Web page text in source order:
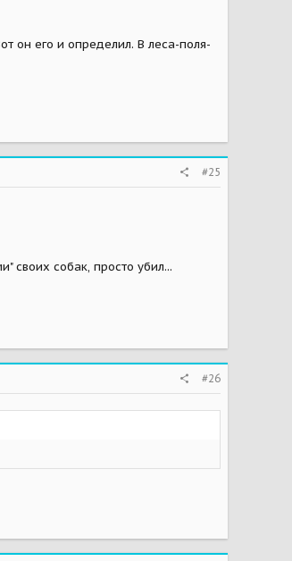
он его и определил. В леса-поля-
#25
своих собак, просто убил...
#26